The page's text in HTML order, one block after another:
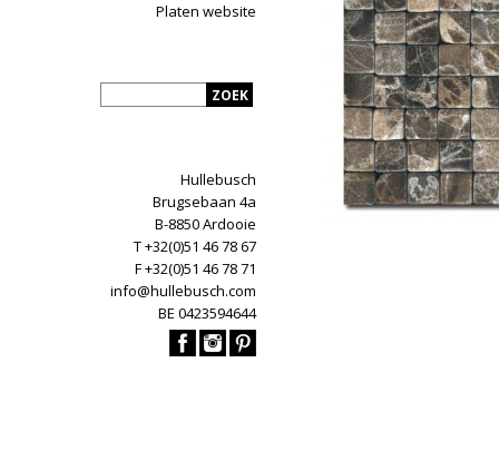
Platen website
Hullebusch
Brugsebaan 4a
B-8850 Ardooie
T +32(0)51 46 78 67
F +32(0)51 46 78 71
info@hullebusch.com
BE 0423594644